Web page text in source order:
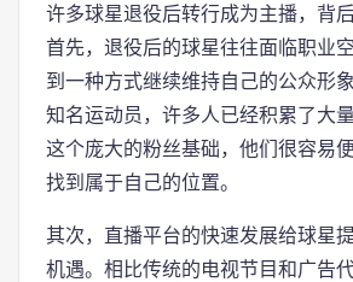
许多球星退役后转行成为主播，背
首先，退役后的球星往往面临职业
到一种方式继续维持自己的公众形
知名运动员，许多人已经积累了大
这个庞大的粉丝基础，他们很容易
找到属于自己的位置。
其次，直播平台的快速发展给球星
机遇。相比传统的电视节目和广告